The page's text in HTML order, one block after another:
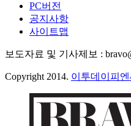
PC버전
공지사항
사이트맵
보도자료 및 기사제보 :
Copyright 2014. 이투데이피엔